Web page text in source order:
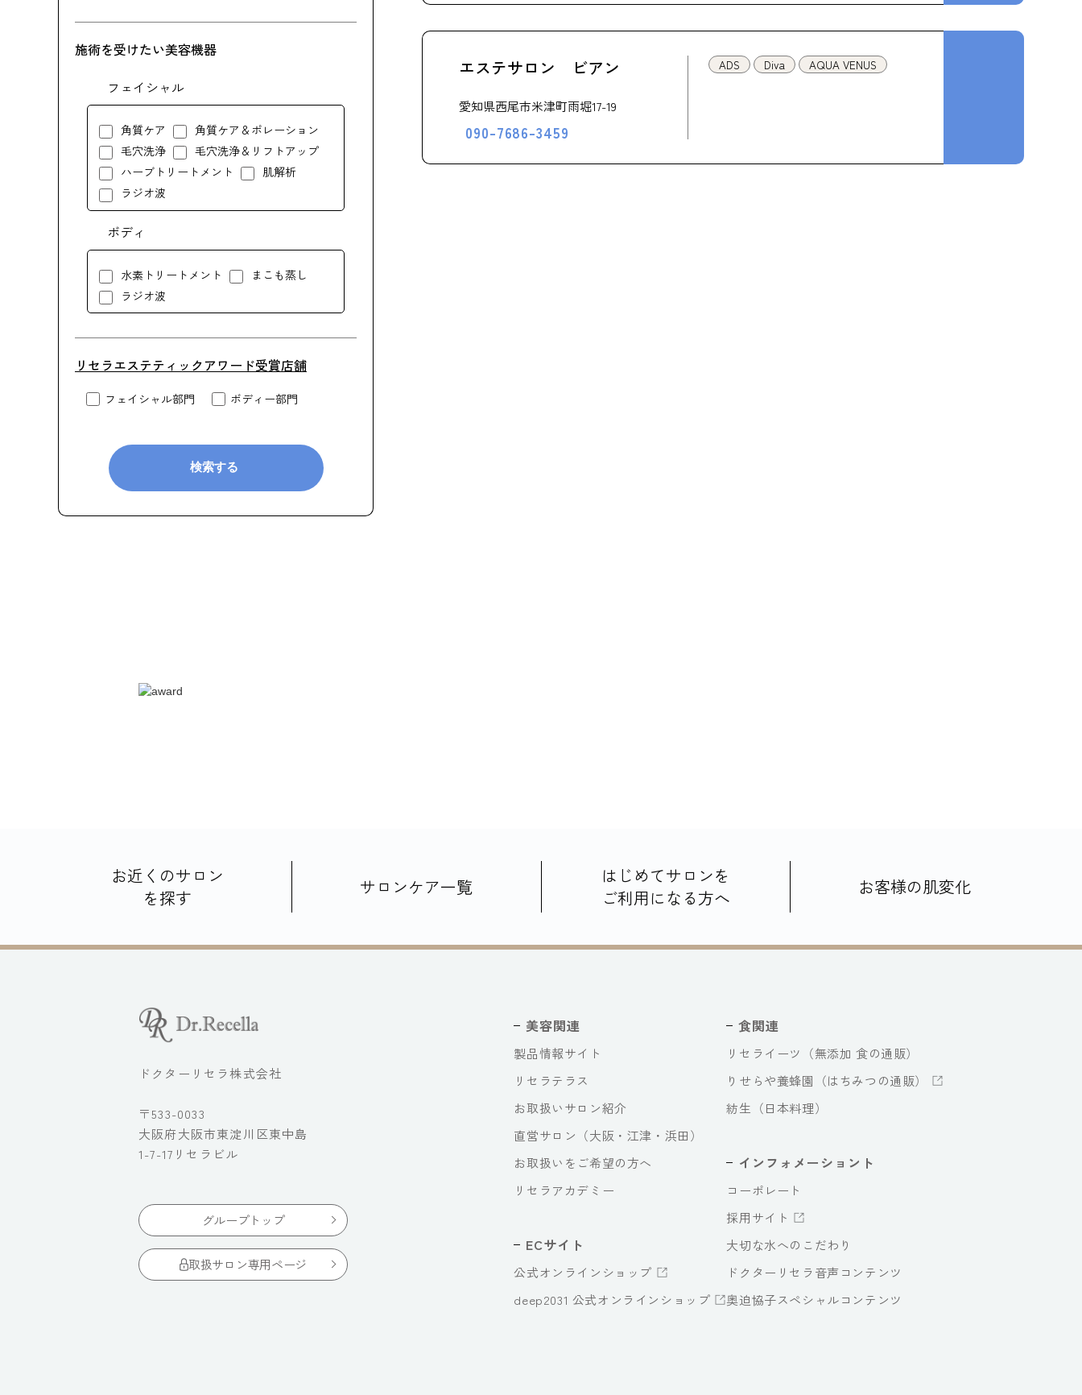
施術を受けたい美容機器
フェイシャル
角質ケア
角質ケア＆ポレーション
毛穴洗浄
毛穴洗浄＆リフトアップ
ハーブトリートメント
肌解析
ラジオ波
ボディ
水素トリートメント
まこも蒸し
ラジオ波
リセラエステティックアワード受賞店舗
フェイシャル部門 ボディー部門
検索する
エステサロン ビアン
愛知県西尾市米津町雨堀17-19
090-7686-3459
ADS Diva AQUA VENUS
お近くのサロン
を探す
サロンケア一覧
はじめてサロンを
ご利用になる方へ
お客様の肌変化
ドクターリセラ株式会社
〒533-0033
大阪府大阪市東淀川区東中島
1-7-17リセラビル
グループトップ
取扱サロン専用ページ
美容関連
製品情報サイト
リセラテラス
お取扱いサロン紹介
直営サロン（大阪・江津・浜田）
お取扱いをご希望の方へ
リセラアカデミー
ECサイト
公式オンラインショップ
deep2031 公式オンラインショップ
食関連
リセライーツ（無添加 食の通販）
りせらや養蜂園（はちみつの通販）
紡生（日本料理）
インフォメーショント
コーポレート
採用サイト
大切な水へのこだわり
ドクターリセラ音声コンテンツ
奥迫協子スペシャルコンテンツ